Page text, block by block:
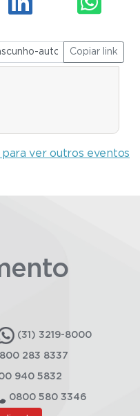
Copiar link
ver outros eventos
(31) 3219-8000
283 8337
940 5832
0800 580 3346